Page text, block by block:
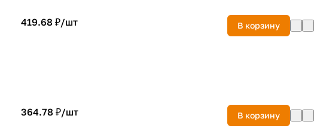
419.68 ₽/шт В корзину
364.78 ₽/шт В корзину